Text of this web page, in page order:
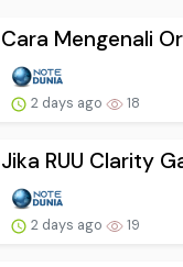
Cara Mengenali
2 days ago 18
Jika RUU Clarity
2 days ago 19